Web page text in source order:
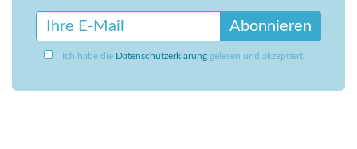
Abonnieren
Ich habe die Datenschutzerklärung gelesen und akzeptiert.